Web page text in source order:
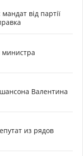
від партії
министра
Валентина
из рядов